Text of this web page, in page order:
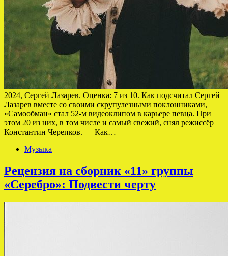
2024, Сергей Лазарев. Оценка: 7 из 10. Как подсчитал Сергей
Лазарев вместе со своими скрупулезными поклонниками,
«Самообман» стал 52-м видеоклипом в карьере певца. При
этом 20 из них, в том числе и самый свежий, снял режиссёр
Константин Черепков. — Как…
Музыка
Рецензия на сборник «11» группы
«Серебро»: Подвести черту